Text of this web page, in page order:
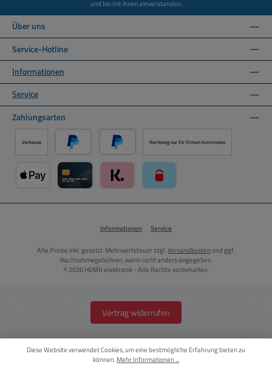
und bin mit ihnen einverstanden.
Über uns
Service-Hotline
Informationen
Service
Zahlungsarten
Vorkasse
PayPal Später Bezahlen über PayPal
Rechnung nur für Firmen Kommunen
Informationen Service
Alle Preise inkl. gesetzl. Mehrwertsteuer zzgl.Versandkosten und ggf.
Nachnahmegebühren, wenn nicht anders angegeben.
© 2026 HENRI elektronik - Alle Rechte vorbehalten.
Vertrag widerrufen
Diese Website verwendet Cookies, um eine bestmögliche Erfahrung bieten zu
können.Mehr Informationen ...